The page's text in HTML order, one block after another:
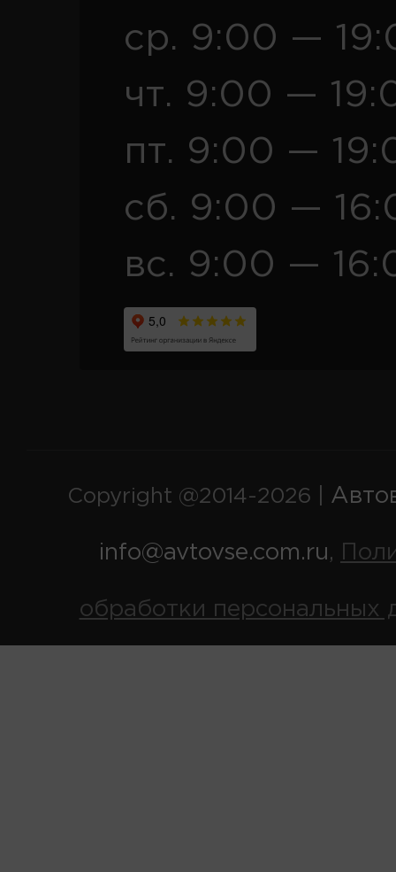
ср. 9:00 —
чт. 9:00 —
пт. 9:00 —
сб. 9:00 —
вс. 9:00 —
Copyright @2014-2026 |
info@avtovse.com.ru,
обработки персональных